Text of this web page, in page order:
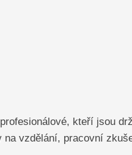
kteří jsou
na vzdělání, pracovní